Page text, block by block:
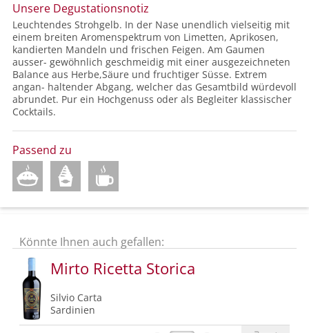
Unsere Degustationsnotiz
Leuchtendes Strohgelb. In der Nase unendlich vielseitig mit
einem breiten Aromenspektrum von Limetten, Aprikosen,
kandierten Mandeln und frischen Feigen. Am Gaumen
ausser- gewöhnlich geschmeidig mit einer ausgezeichneten
Balance aus Herbe,Säure und fruchtiger Süsse. Extrem
angan- haltender Abgang, welcher das Gesamtbild würdevoll
abrundet. Pur ein Hochgenuss oder als Begleiter klassischer
Cocktails.
Passend zu
Könnte Ihnen auch gefallen:
Mirto Ricetta Storica
Silvio Carta
Sardinien